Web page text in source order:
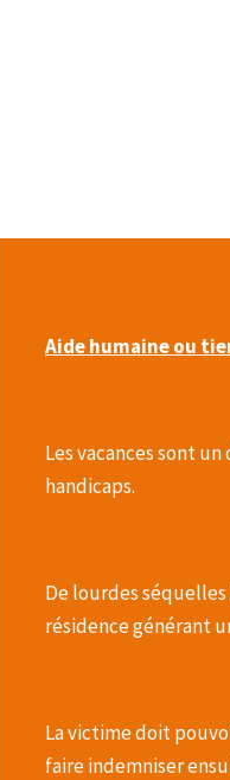
Aide humaine ou
Les vacances sont
handicaps.
De lourdes
résidence générant
La victime doit
faire indemniser